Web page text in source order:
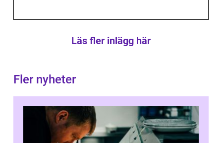
Läs fler inlägg här
Fler nyheter